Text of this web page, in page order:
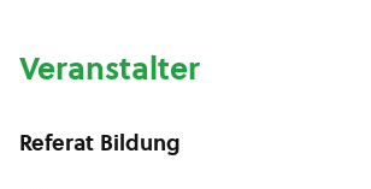
Veranstalter
Referat Bildung